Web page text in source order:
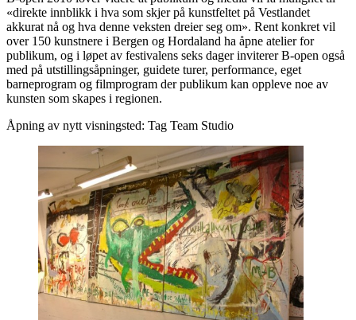
«direkte innblikk i hva som skjer på kunstfeltet på Vestlandet
akkurat nå og hva denne veksten dreier seg om». Rent konkret vil
over 150 kunstnere i Bergen og Hordaland ha åpne atelier for
publikum, og i løpet av festivalens seks dager inviterer B-open også
med på utstillingsåpninger, guidete turer, performance, eget
barneprogram og filmprogram der publikum kan oppleve noe av
kunsten som skapes i regionen.
Åpning av nytt visningsted: Tag Team Studio